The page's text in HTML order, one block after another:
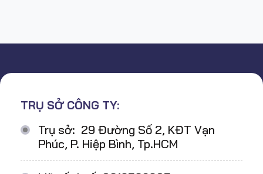
TRỤ SỞ CÔNG TY:
Trụ sở: 29 Đường Số 2, KĐT Vạn
Phúc, P. Hiệp Bình, Tp.HCM